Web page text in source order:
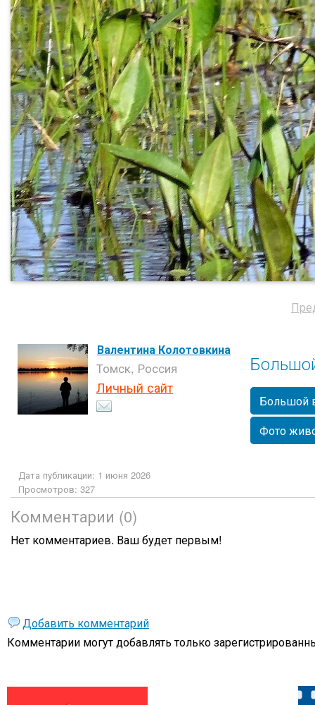
Валентина Колотовкина
Томск, Россия
Личный сайт
Большой
Фото
Дата публикации: 1 июня 2026
Просмотров: 327
Комментарии (0)
Нет комментариев. Ваш будет первым!
Добавить комментарий
Комментарии могут добавлять только